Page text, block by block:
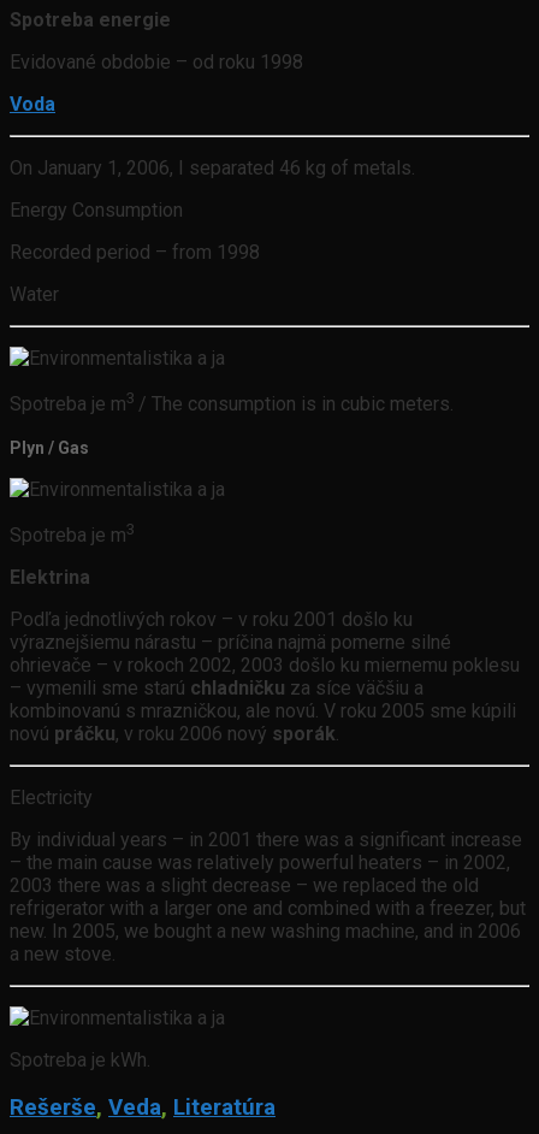
Spotreba energie
Evidované obdobie – od roku 1998
Voda
On January 1, 2006, I separated 46 kg of metals.
Energy Consumption
Recorded period – from 1998
Water
Spotreba je m3 / The consumption is in cubic meters.
Plyn / Gas
Spotreba je m3
Elektrina
Podľa jednotlivých rokov – v roku 2001 došlo ku
výraznejšiemu nárastu – príčina najmä pomerne silné
ohrievače – v rokoch 2002, 2003 došlo ku miernemu poklesu
– vymenili sme starú chladničku za síce väčšiu a
kombinovanú s mrazničkou, ale novú. V roku 2005 sme kúpili
novú práčku, v roku 2006 nový sporák.
Electricity
By individual years – in 2001 there was a significant increase
– the main cause was relatively powerful heaters – in 2002,
2003 there was a slight decrease – we replaced the old
refrigerator with a larger one and combined with a freezer, but
new. In 2005, we bought a new washing machine, and in 2006
a new stove.
Spotreba je kWh.
Rešerše, Veda, Literatúra